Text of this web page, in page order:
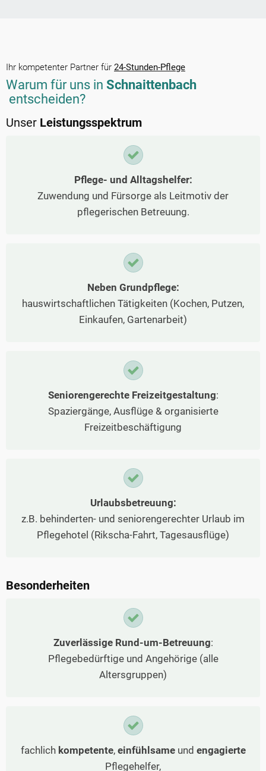
Ihr kompetenter Partner für 24-Stunden-Pflege
Warum für uns in Schnaittenbach
entscheiden?
Unser Leistungsspektrum
Pflege- und Alltagshelfer:
Zuwendung und Fürsorge als Leitmotiv der
pflegerischen Betreuung.
Neben Grundpflege:
hauswirtschaftlichen Tätigkeiten (Kochen, Putzen,
Einkaufen, Gartenarbeit)
Seniorengerechte Freizeitgestaltung:
Spaziergänge, Ausflüge & organisierte
Freizeitbeschäftigung
Urlaubsbetreuung:
z.B. behinderten- und seniorengerechter Urlaub im
Pflegehotel (Rikscha-Fahrt, Tagesausflüge)
Besonderheiten
Zuverlässige Rund-um-Betreuung:
Pflegebedürftige und Angehörige (alle
Altersgruppen)
fachlich kompetente, einfühlsameund engagierte
Pflegehelfer,